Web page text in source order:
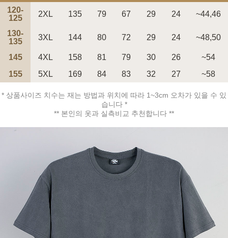
PAYCO 바로구매
120-
125
2XL 135 79 67 29 24 ~44,46
130-
135
3XL 144 80 72 29 24 ~48,50
145 4XL 158 81 79 30 26
~54
155
5XL 169 84 83 32 27 ~58
* 상품사이즈 치수는 재는 방법과 위치에 따라 1~3cm 오차가 있을 수 있
습니다 *
** 본인의 옷과 실측비교 추천합니다 **